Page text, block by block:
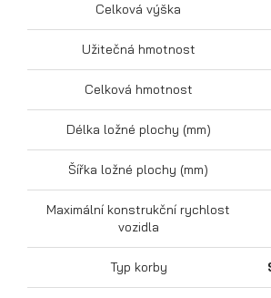
Přepravníky
Celková výška
Užitečná hmotnost
Celková hmotnost
Délka ložné plochy (mm)
Šířka ložné plochy (mm)
Maximální konstrukční rychlost
vozidla
Typ korby